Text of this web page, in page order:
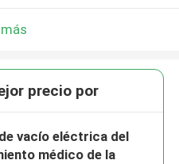
precio por
vacío eléctrica del
médico de la